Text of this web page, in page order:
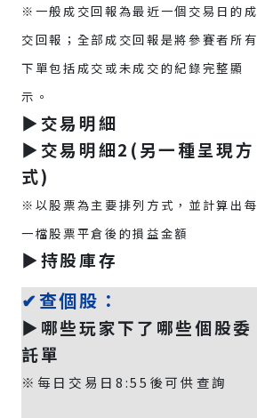
※一般成交回報為最近一個交易日的成
交回報；全部成交回報是將參賽者所有
下單包括成交或未成交的紀錄完整顯
示。
▶️交易明細
▶️交易明細2(另一種呈現方
式)
※以股票為主要排列方式，並計算出每
一檔股票平倉後的損益金額
▶️持股庫存
✔查個股：
▶️哪些玩家下了哪些個股委
託單
※每日交易日8:55後可供查詢